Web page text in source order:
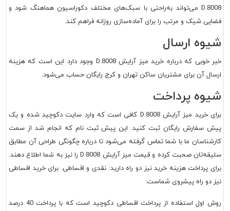
D.8008 می‌تواند به‌راحتی با سبک‌های مختلف دکوراسیون هماهنگ شود و
فضایی شیک و مرتب را برای آماده‌سازی روزانه فراهم کند.
شیوه ارسال
خبر خوبی که درباره خرید میز آرایش D.8008 وجود دارد این است که هزینه
ارسال آن برای مشتریان ساکن تهران و کرج رایگان حساب می‌شود.
شیوه پرداخت
برای خرید میز آرایش D.8008 کافی است که وارد سایت دکوچید شده و یک
پیش سفارش رایگان ثبت کنید. این پیش ثبت نام که انجام شد از سمت
کارشناسان ما با شما تماس گرفته می‌شود تا درباره چگونگی طراحی آن مطابق
سلیقه‌تان صحبت کرده و قیمت میز آرایش D.8008 را نیز به شما اطلاع دهند.
برای پرداخت هزینه خرید نیز دو راه دارید: نقدی و اقساطی. برای خرید اقساطی
نیز دو راه پیشروی شماست:
روش اول استفاده از پرداخت اقساطی دکوچید است که با پرداخت 40 درصد